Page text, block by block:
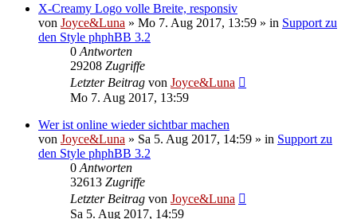
X-Creamy Logo volle Breite, responsiv
von Joyce&Luna » Mo 7. Aug 2017, 13:59 » in Support zu
den Style phphBB 3.2
0 Antworten
29208 Zugriffe
Letzter Beitrag von Joyce&Luna
Mo 7. Aug 2017, 13:59
Wer ist online wieder sichtbar machen
von Joyce&Luna » Sa 5. Aug 2017, 14:59 » in Support zu
den Style phphBB 3.2
0 Antworten
32613 Zugriffe
Letzter Beitrag von Joyce&Luna
Sa 5. Aug 2017, 14:59